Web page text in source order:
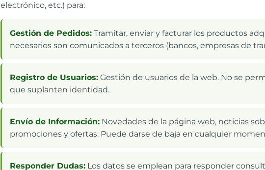
electrónico, etc.) para:
Gestión de Pedidos: Tramitar, enviar y facturar los productos
necesarios son comunicados a terceros (bancos, empresas de
Registro de Usuarios: Gestión de usuarios de la web. No se
que suplanten identidad.
Envío de Información: Novedades de la página web, noticias
promociones y ofertas. Puede darse de baja en cualquier
Responder Dudas: Los datos se emplean para responder